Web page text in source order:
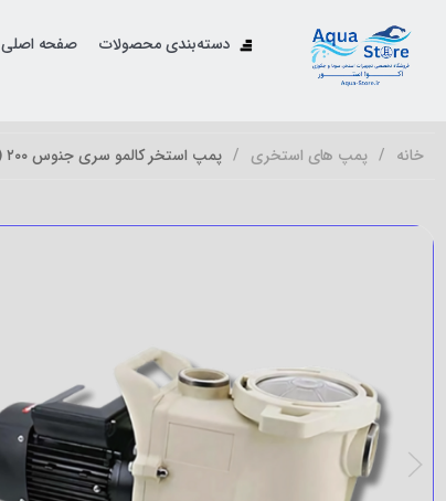
دسته‌بندی محصولات صفحه اصلی
خانه پمپ های استخری پمپ استخر کالمو سری جنوس ۲۰۰ (Genous200)